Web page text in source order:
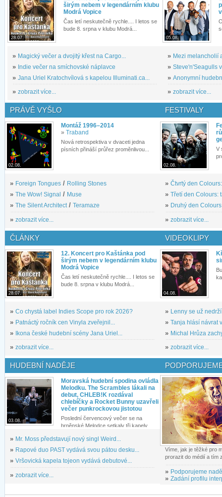
28.07.
širým nebem v legendárním klubu
Modrá Vopice
Čas letí neskutečně rychle.... I letos se
bude 8. srpna v klubu Modrá...
» Magický večer a dvojitý křest na Cargo...
» Indie večer na smíchovské náplavce
» Jana Uriel Kratochvílová s kapelou Illuminati.ca...
» zobrazit více...
05.08.
» Mezi melancholií
» Steve'n'Seagulls
» Anonymní
» zobrazit více...
PRÁVĚ VYŠLO
02.08.
Montáž 1996–2014
» Traband
Nová retrospektiva v dvaceti jedna
písních přináší průřez proměnlivou...
» Foreign Tongues / Rolling Stones
» The Wow! Signal / Muse
» The Silent Architect/ Teramaze
» zobrazit více...
FESTIVALY
02.08.
V
» Čtvrtý den
» Třetí den Colours:
» Druhý den
» zobrazit více...
ČLÁNKY
28.07.
12. Koncert pro Kaštánka pod
širým nebem v legendárním klubu
Modrá Vopice
Čas letí neskutečně rychle.... I letos se
bude 8. srpna v klubu Modrá...
» Co chystá label Indies Scope pro rok 2026?
» Patnáctý ročník cen Vinyla zveřejnil...
» Ikona české hudební scény Jana Uriel...
» zobrazit více...
VIDEOKLIPY
04.08.
» Lenny se už
» Tanja hlásí návrat
» Michal Hrůza
» zobrazit více...
HUDEBNÍ NADĚJE
03.08.
Moravská hudební spodina ovládla
Melodku. The Scrambles lákali na
debut, CHLEB!K rozdával
chlebíčky a Rocket Bunny uzavřeli
večer punkrockovou jistotou
Poslední červencový večer se na
brněnské Melodce setkaly tři kapely...
» Mr. Moss představují nový singl Weird...
» Rapové duo PAST vydává svou pátou desku...
» Vršovická kapela tojeon vydává debutové...
» zobrazit více...
Víme, jak je těžké pro
prorazit do médií a tím
» Podporujeme
» Zadání profilu